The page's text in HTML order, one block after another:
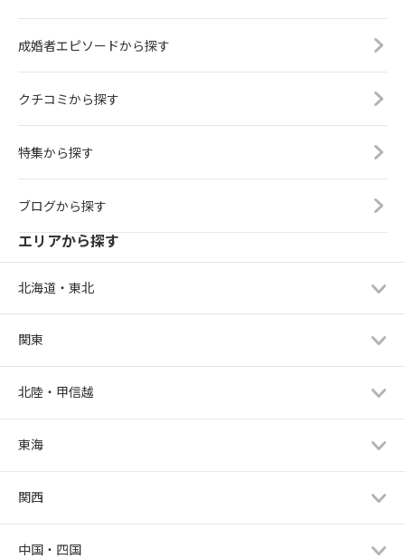
成婚者エピソードから探す
クチコミから探す
特集から探す
ブログから探す
エリアから探す
北海道・東北
関東
北陸・甲信越
東海
関西
中国・四国